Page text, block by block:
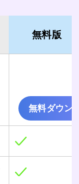
無料版
無料ダウン